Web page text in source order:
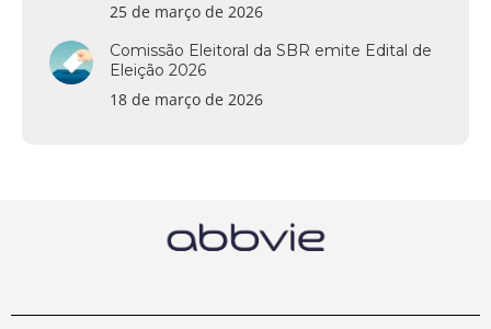
25 de março de 2026
Comissão Eleitoral da SBR emite Edital de
Eleição 2026
18 de março de 2026